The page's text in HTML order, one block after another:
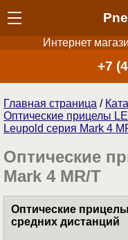
Интернет
+7
Главная страница /
Оптические прицелы
Leupold серия Mark 4
Оптические
Mark 4 MR/T
Оптические
средних дистанций